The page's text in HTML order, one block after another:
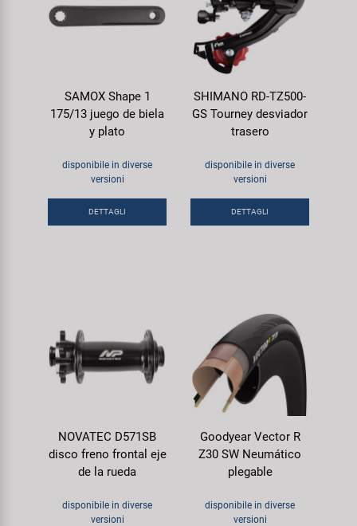
SAMOX Shape 1
175/13 juego de biela
y plato
disponibile in diverse
versioni
DETTAGLI
SHIMANO RD-TZ500-
GS Tourney desviador
trasero
disponibile in diverse
versioni
DETTAGLI
NOVATEC D571SB
disco freno frontal eje
de la rueda
disponibile in diverse
versioni
Goodyear Vector R
Z30 SW Neumático
plegable
disponibile in diverse
versioni